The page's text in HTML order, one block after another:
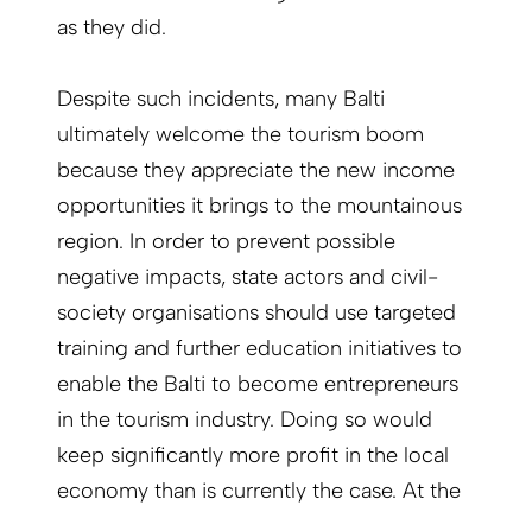
as they did.
Despite such incidents, many Balti
ultimately welcome the tourism boom
because they appreciate the new income
opportunities it brings to the mountainous
region. In order to prevent possible
negative impacts, state actors and civil-
society organisations should use targeted
training and further education initiatives to
enable the Balti to become entrepreneurs
in the tourism industry. Doing so would
keep significantly more profit in the local
economy than is currently the case. At the